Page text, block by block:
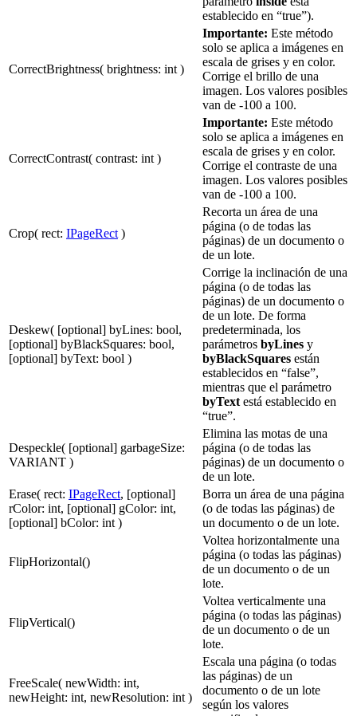
establecido en “true”).
CorrectBrightness( brightness: int )
Importante: Este método
solo se aplica a imágenes en
escala de grises y en color.
Corrige el brillo de una
imagen. Los valores posibles
van de -100 a 100.
CorrectContrast( contrast: int )
Importante: Este método
solo se aplica a imágenes en
escala de grises y en color.
Corrige el contraste de una
imagen. Los valores posibles
van de -100 a 100.
Crop( rect: IPageRect )
Recorta un área de una
página (o de todas las
páginas) de un documento o
de un lote.
Deskew( [optional] byLines: bool,
[optional] byBlackSquares: bool,
[optional] byText: bool )
Corrige la inclinación de una
página (o de todas las
páginas) de un documento o
de un lote. De forma
predeterminada, los
parámetros byLines y
byBlackSquares están
establecidos en “false”,
mientras que el parámetro
byText está establecido en
“true”.
Despeckle( [optional] garbageSize:
VARIANT )
Elimina las motas de una
página (o de todas las
páginas) de un documento o
de un lote.
Erase( rect: IPageRect, [optional]
rColor: int, [optional] gColor: int,
[optional] bColor: int )
Borra un área de una página
(o de todas las páginas) de
un documento o de un lote.
FlipHorizontal()
Voltea horizontalmente una
página (o todas las páginas)
de un documento o de un
lote.
FlipVertical()
Voltea verticalmente una
página (o todas las páginas)
de un documento o de un
lote.
FreeScale( newWidth: int,
newHeight: int, newResolution: int )
Escala una página (o todas
las páginas) de un
documento o de un lote
según los valores